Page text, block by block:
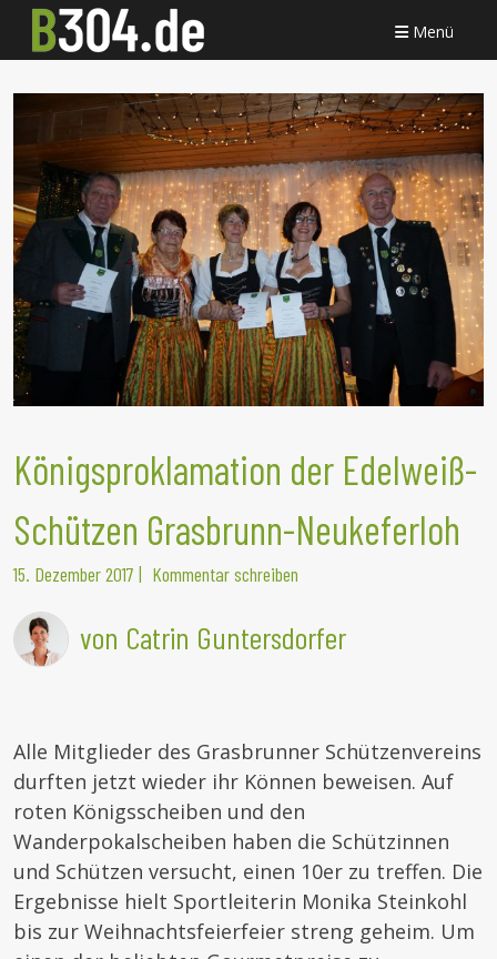
Menü
Königsproklamation der Edelweiß-
Schützen Grasbrunn-Neukeferloh
15. Dezember 2017 | Kommentar schreiben
von Catrin Guntersdorfer
Alle Mitglieder des Grasbrunner Schützenvereins
durften jetzt wieder ihr Können beweisen. Auf
roten Königsscheiben und den
Wanderpokalscheiben haben die Schützinnen
und Schützen versucht, einen 10er zu treffen. Die
Ergebnisse hielt Sportleiterin Monika Steinkohl
bis zur Weihnachtsfeierfeier streng geheim. Um